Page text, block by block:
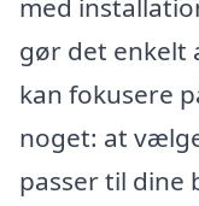
med
gør det enkelt
kan fokusere
noget: at
passer til dine